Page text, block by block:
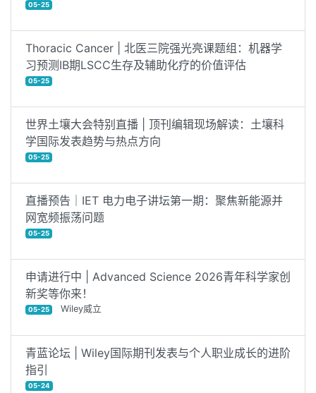
05-25
Thoracic Cancer | 北医三院强光亮课题组：机器学
习预测IB期LSCC生存及辅助化疗的价值评估
05-25
世界土壤大会特别直播 | 顶刊编辑现场解读：土壤科
学国际发表趋势与热点方向
05-25
直播预告｜IET 电力电子讲坛第一期：聚焦新能源并
网宽频振荡问题
05-25
申请进行中 | Advanced Science 2026青年科学家创
新奖等你来！
05-25 Wiley威立
青蓝论坛 | Wiley国际期刊发表与个人职业成长的进阶
指引
05-24